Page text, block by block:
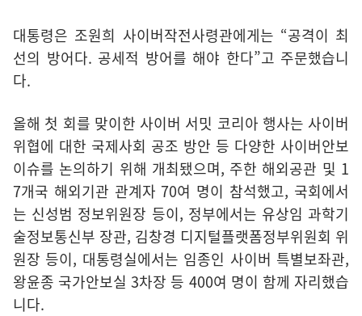
대통령은 조원희 사이버작전사령관에게는 “공격이 최
선의 방어다. 공세적 방어를 해야 한다”고 주문했습니
다.
올해 첫 회를 맞이한 사이버 서밋 코리아 행사는 사이버
위협에 대한 국제사회 공조 방안 등 다양한 사이버안보
이슈를 논의하기 위해 개최됐으며, 주한 해외공관 및 1
7개국 해외기관 관계자 70여 명이 참석했고, 국회에서
는 신성범 정보위원장 등이, 정부에서는 유상임 과학기
술정보통신부 장관, 김창경 디지털플랫폼정부위원회 위
원장 등이, 대통령실에서는 임종인 사이버 특별보좌관,
왕윤종 국가안보실 3차장 등 400여 명이 함께 자리했습
니다.